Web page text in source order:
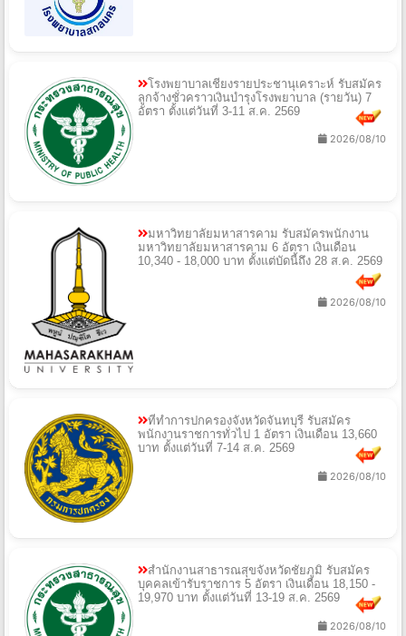
โรงพยาบาลเชียงรายประชานุเคราะห์ รับสมัคร
ลูกจ้างชั่วคราวเงินบำรุงโรงพยาบาล (รายวัน) 7
อัตรา ตั้งแต่วันที่ 3-11 ส.ค. 2569
2026/08/10
มหาวิทยาลัยมหาสารคาม รับสมัครพนักงาน
มหาวิทยาลัยมหาสารคาม 6 อัตรา เงินเดือน
10,340 - 18,000 บาท ตั้งแต่บัดนี้ถึง 28 ส.ค. 2569
2026/08/10
ที่ทำการปกครองจังหวัดจันทบุรี รับสมัคร
พนักงานราชการทั่วไป 1 อัตรา เงินเดือน 13,660
บาท ตั้งแต่วันที่ 7-14 ส.ค. 2569
2026/08/10
สำนักงานสาธารณสุขจังหวัดชัยภูมิ รับสมัคร
บุคคลเข้ารับราชการ 5 อัตรา เงินเดือน 18,150 -
19,970 บาท ตั้งแต่วันที่ 13-19 ส.ค. 2569
2026/08/10